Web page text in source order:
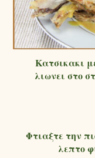
Κατσικακι
λιωνει στο
Φτιαξτε την
λεπτο